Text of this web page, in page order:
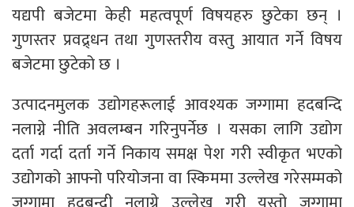
यद्यपी बजेटमा केही महत्वपूर्ण विषयहरु छुटेका छन् ।
गुणस्तर प्रवद्र्धन तथा गुणस्तरीय वस्तु आयात गर्ने विषय
बजेटमा छुटेको छ ।
उत्पादनमुलक उद्योगहरूलाई आवश्यक जग्गामा हदबन्दि
नलाग्ने नीति अवलम्बन गरिनुपर्नेछ । यसका लागि उद्योग
दर्ता गर्दा दर्ता गर्ने निकाय समक्ष पेश गरी स्वीकृत भएको
उद्योगको आफ्नो परियोजना वा स्किममा उल्लेख गरेसम्मको